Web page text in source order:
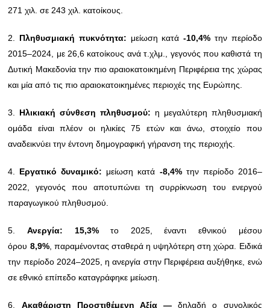
271 χιλ. σε 243 χιλ. κατοίκους.
2. Πληθυσμιακή πυκνότητα: μείωση κατά-10,4% την περίοδο
2015–2024, με 26,6 κατοίκους ανά τ.χλμ., γεγονός που καθιστά τη
Δυτική Μακεδονία την πιο αραιοκατοικημένη Περιφέρεια της χώρας
και μία από τις πιο αραιοκατοικημένες περιοχές της Ευρώπης.
3. Ηλικιακή σύνθεση πληθυσμού: η μεγαλύτερη πληθυσμιακή
ομάδα είναι πλέον οι ηλικίες 75 ετών και άνω, στοιχείο που
αναδεικνύει την έντονη δημογραφική γήρανση της περιοχής.
4. Εργατικό δυναμικό: μείωση κατά -8,4%την περίοδο 2016–
2022, γεγονός που αποτυπώνει τη συρρίκνωση του ενεργού
παραγωγικού πληθυσμού.
5.Ανεργία: 15,3%το 2025, έναντι εθνικού μέσου
όρου 8,9%, παραμένοντας σταθερά η υψηλότερη στη χώρα. Ειδικά
την περίοδο 2024–2025, η ανεργία στην Περιφέρεια αυξήθηκε, ενώ
σε εθνικό επίπεδο καταγράφηκε μείωση.
6. Ακαθάριστη Προστιθέμενη Αξία —δηλαδή ο συνολικός